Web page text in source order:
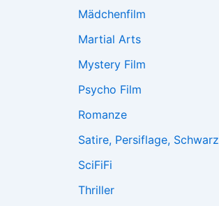
Mädchenfilm
Martial Arts
Mystery Film
Psycho Film
Romanze
Satire, Persiflage, Schwarz
SciFiFi
Thriller